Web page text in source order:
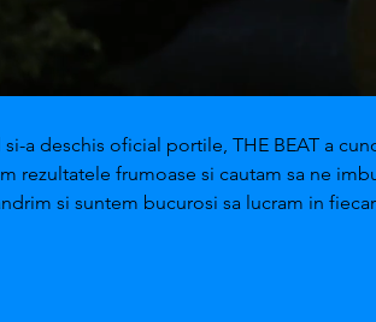
si-a deschis oficial portile, THE BEAT a
rezultatele frumoase si cautam sa ne
si suntem bucurosi sa lucram in